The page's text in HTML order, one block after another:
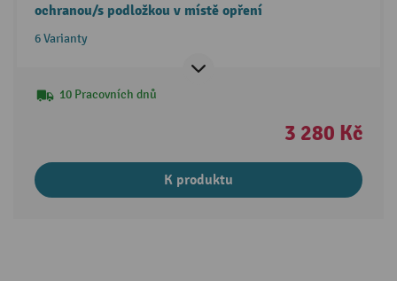
ochranou/s podložkou v místě opření
6 Varianty
10 Pracovních dnů
3 280 Kč
K produktu